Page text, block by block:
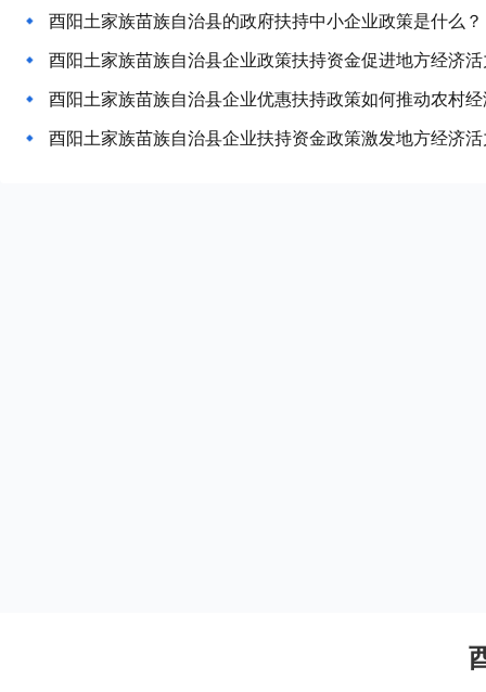
酉阳土家族苗族自治县的政府扶持中小企业政策是什么？
酉阳土家族苗族自治县企业政策扶持资金促进地方经济
酉阳土家族苗族自治县企业优惠扶持政策如何推动农村
酉阳土家族苗族自治县企业扶持资金政策激发地方经济